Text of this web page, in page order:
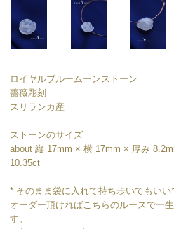
ロイヤルブルームーンストーン
薔薇彫刻
スリランカ産
ストーンのサイズ
about 縦 17mm × 横 17mm × 厚み
10.35ct
* そのまま袋に入れて持ち歩いてもいい
オーダー頂ければこちらのルースで一
す。